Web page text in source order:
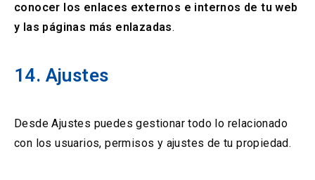
conocer los enlaces externos e internos de tu web
y las páginas más enlazadas.
14. Ajustes
Desde Ajustes puedes gestionar todo lo relacionado
con los usuarios, permisos y ajustes de tu propiedad.